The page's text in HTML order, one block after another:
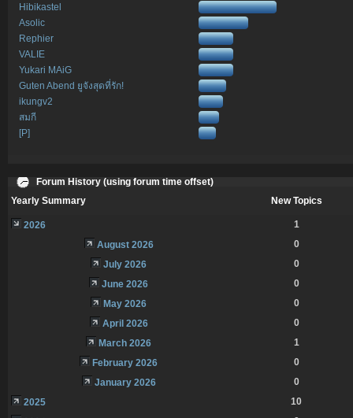
Hibikastel
Asolic
Rephier
VALIE
Yukari MAiG
Guten Abend ยูจังสุดที่รัก!
ikungv2
สมกี
[P]
Forum History (using forum time offset)
Yearly Summary
New Topics
2026
1
August 2026
0
July 2026
0
June 2026
0
May 2026
0
April 2026
0
March 2026
1
February 2026
0
January 2026
0
2025
10